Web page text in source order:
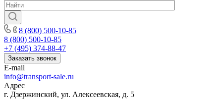
8 (800) 500-10-85
8 (800) 500-10-85
+7 (495) 374-88-47
Заказать звонок
E-mail
info@transport-sale.ru
Адрес
г. Дзержинский, ул. Алексеевская, д. 5